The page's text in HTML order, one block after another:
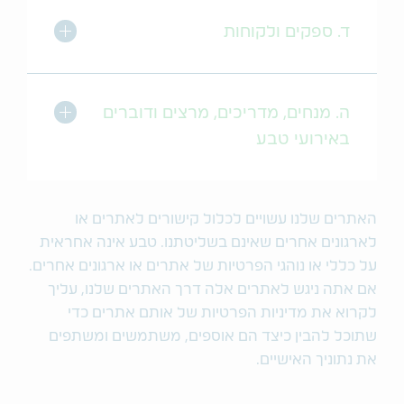
ד. ספקים ולקוחות מתג הרחב/
ה. מנחים, מדריכים, מרצים ודוברים
באירועי טבע
מתג הרחב/
האתרים שלנו עשויים לכלול קישורים לאתרים או
לארגונים אחרים שאינם בשליטתנו. טבע אינה אחראית
על כללי או נוהגי הפרטיות של אתרים או ארגונים אחרים.
אם אתה ניגש לאתרים אלה דרך האתרים שלנו, עליך
לקרוא את מדיניות הפרטיות של אותם אתרים כדי
שתוכל להבין כיצד הם אוספים, משתמשים ומשתפים
את נתוניך האישיים.